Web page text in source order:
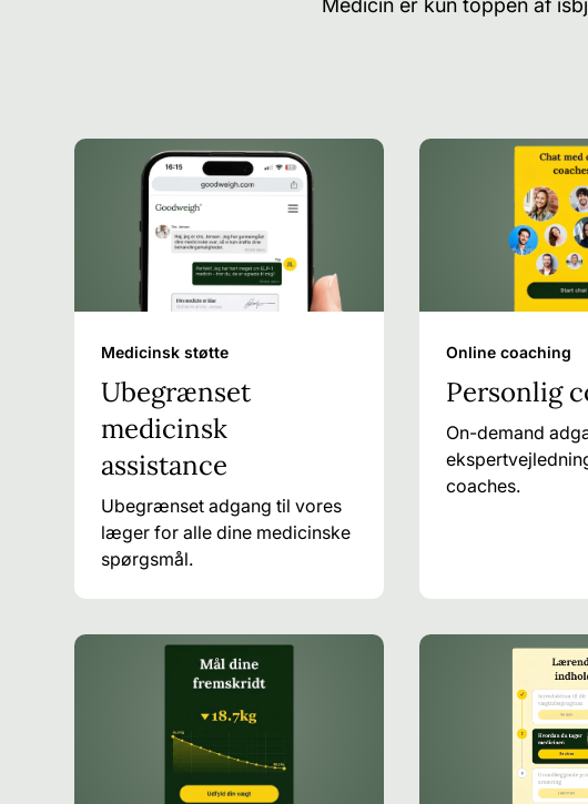
Medicin er kun toppen af
Medicinsk støtte
Ubegrænset
medicinsk
assistance
Ubegrænset adgang til vores
læger for alle dine medicinske
spørgsmål.
Online coaching
Personlig
On-demand
coaches.